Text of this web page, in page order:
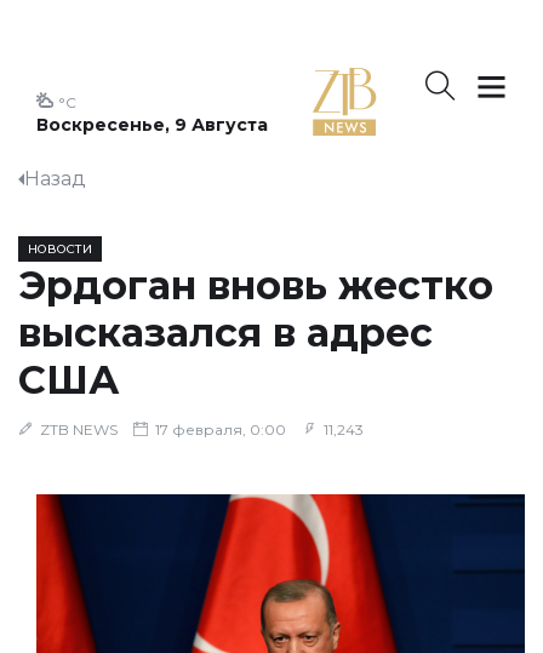
Воскресенье, 9 Августа
°C
Назад
НОВОСТИ
Эрдоган вновь жестко
высказался в адрес
США
ZTB NEWS 17 февраля, 0:00 11,243